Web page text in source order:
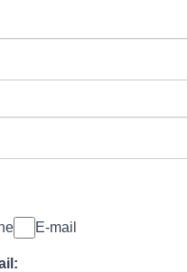
E-mail